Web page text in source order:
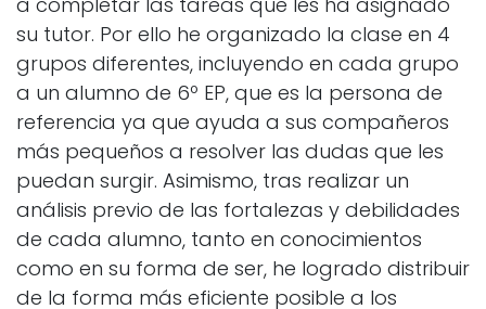
su tutor. Por ello he organizado la clase en 4
grupos diferentes, incluyendo en cada grupo
a un alumno de 6º EP, que es la persona de
referencia ya que ayuda a sus compañeros
más pequeños a resolver las dudas que les
puedan surgir. Asimismo, tras realizar un
análisis previo de las fortalezas y debilidades
de cada alumno, tanto en conocimientos
como en su forma de ser, he logrado distribuir
de la forma más eficiente posible a los